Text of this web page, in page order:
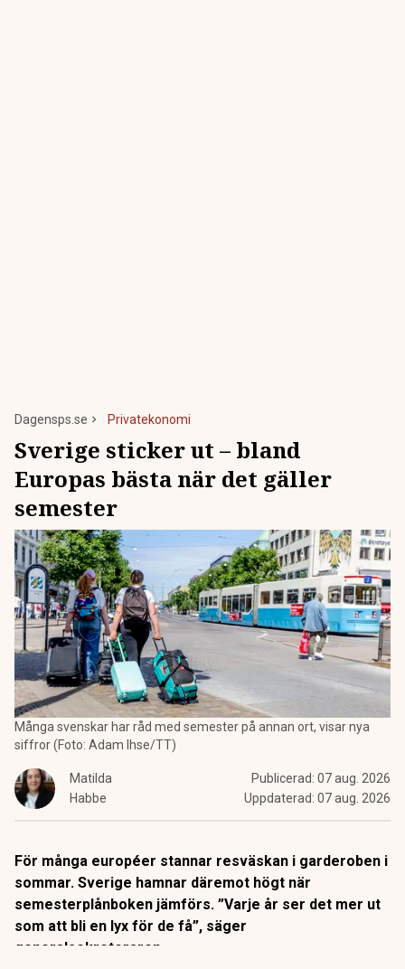
Dagensps.se Privatekonomi
Sverige sticker ut – bland
Europas bästa när det gäller
semester
Många svenskar har råd med semester på annan ort, visar nya
siffror (Foto: Adam Ihse/TT)
Matilda
Habbe
Publicerad: 07 aug. 2026
Uppdaterad: 07 aug. 2026
För många européer stannar resväskan i garderoben i
sommar. Sverige hamnar däremot högt när
semesterplånboken jämförs. ”Varje år ser det mer ut
som att bli en lyx för de få”, säger
generalsekreteraren.